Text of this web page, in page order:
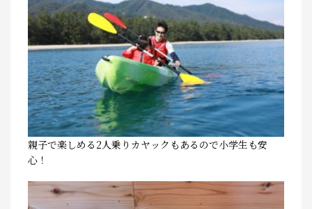
親子で楽しめる2人乗りカヤックもあるので小学生も安
心！